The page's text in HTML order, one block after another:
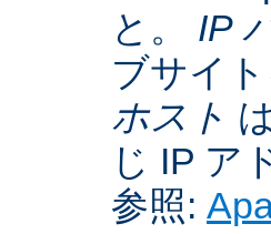
と。 IP
ブサイ
ホスト
じ IP ア
参照: